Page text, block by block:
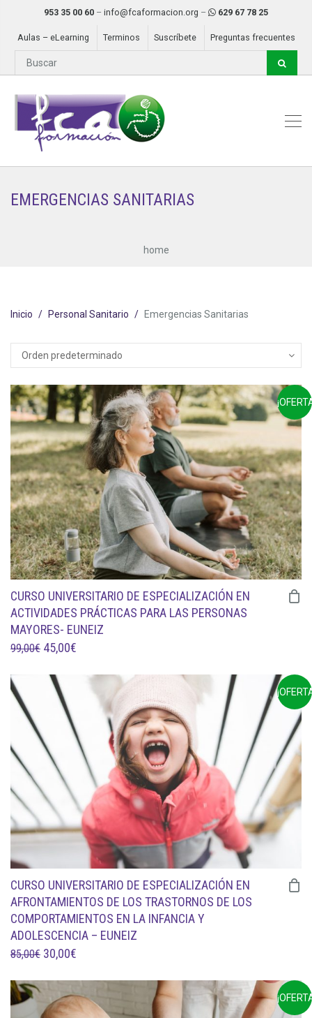
953 35 00 60 – info@fcaformacion.org – 629 67 78 25
Aulas – eLearning Terminos Suscríbete Preguntas frecuentes
EMERGENCIAS SANITARIAS
home
Inicio Personal Sanitario Emergencias Sanitarias
CURSO UNIVERSITARIO DE ESPECIALIZACIÓN EN
ACTIVIDADES PRÁCTICAS PARA LAS PERSONAS
MAYORES- EUNEIZ
99,00€ EL
ORIGINAL
ERA:
99,00€.
45,00€
45,00€.
CURSO UNIVERSITARIO DE ESPECIALIZACIÓN EN
AFRONTAMIENTOS DE LOS TRASTORNOS DE LOS
COMPORTAMIENTOS EN LA INFANCIA Y
ADOLESCENCIA – EUNEIZ
85,00€ EL
ORIGINAL
ERA:
30,00€
ES: